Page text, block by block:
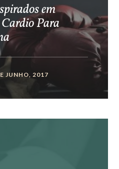
em
Para
JUNHO, 2017